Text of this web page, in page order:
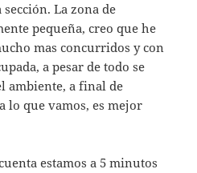
La zona de
pequeña, creo que he
mas concurridos y con
a pesar de todo se
ambiente, a final de
lo que vamos, es mejor
estamos a 5 minutos